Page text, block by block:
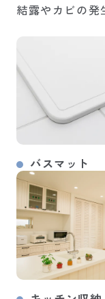
結露やカビの発
バスマット